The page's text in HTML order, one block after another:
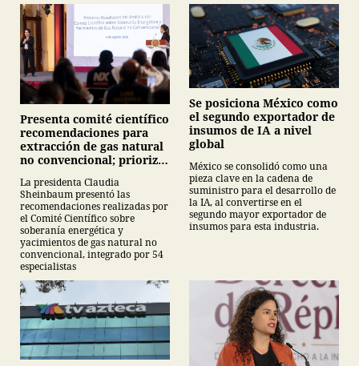
Presenta comité científico
recomendaciones para
extracción de gas natural
no convencional; prioriza
descarta yacimiento
Tampico-Misantla
La presidenta Claudia
Sheinbaum presentó las
recomendaciones realizadas por
el Comité Científico sobre
soberanía energética y
yacimientos de gas natural no
convencional, integrado por 54
especialistas
Se posiciona México como
el segundo exportador de
insumos de IA a nivel
global
México se consolidó como una
pieza clave en la cadena de
suministro para el desarrollo de
la IA, al convertirse en el
segundo mayor exportador de
insumos para esta industria.